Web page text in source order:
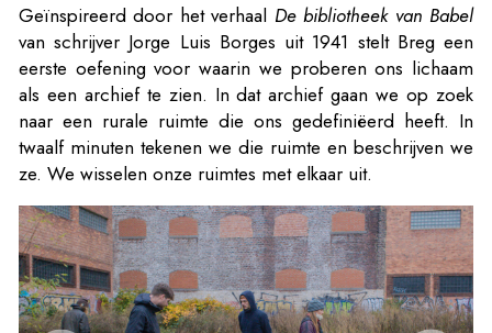
Geïnspireerd door het verhaal De bibliotheek van Babel
van schrijver Jorge Luis Borges uit 1941 stelt Breg een
eerste oefening voor waarin we proberen ons lichaam
als een archief te zien. In dat archief gaan we op zoek
naar een rurale ruimte die ons gedefiniëerd heeft. In
twaalf minuten tekenen we die ruimte en beschrijven we
ze. We wisselen onze ruimtes met elkaar uit.